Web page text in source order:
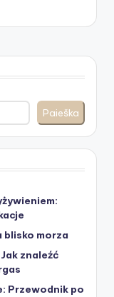
Paieška
blisko morza
znaleźć
Przewodnik po